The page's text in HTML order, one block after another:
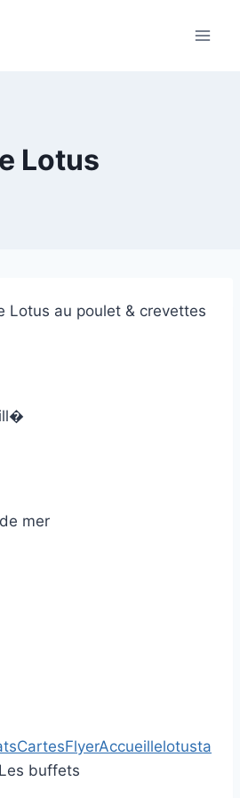
Lotus
Lotus au poulet & crevettes
mer
CartesFlyerAccueillelotusta
Les buffets